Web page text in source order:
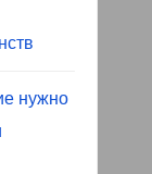
нужно